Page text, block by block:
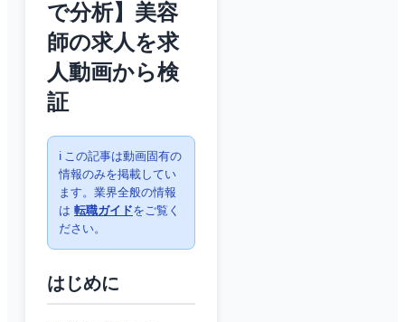
で分析】美容
師の求人を求
人動画から検
証
ℹ️ この記事は動画固有の
情報のみを掲載してい
ます。業界全般の情報
は 転職ガイドをご覧く
ださい。
はじめに